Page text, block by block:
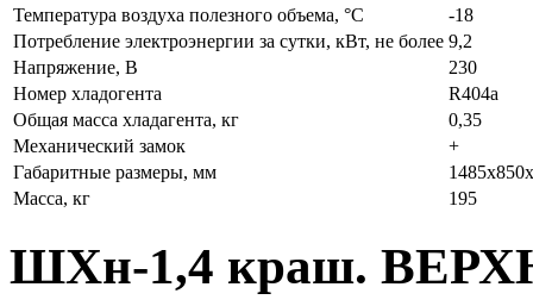
Температура воздуха полезного объема, °C
-18
Потребление электроэнергии за сутки, кВт, не более 9,2
Напряжение, В
230
Номер хладогента
R404а
Общая масса хладагента, кг
0,35
Механический замок
+
Габаритные размеры, мм
Масса, кг
195
ШХн-1,4 краш.